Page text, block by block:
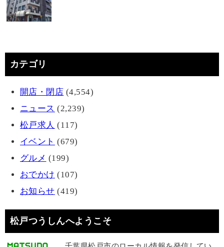
カテゴリ
開店・閉店 (4,554)
ニュース (2,239)
松戸求人 (117)
イベント (679)
グルメ (199)
おでかけ (107)
お知らせ (419)
松戸つうしんへようこそ